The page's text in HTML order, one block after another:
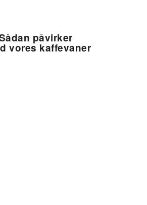
påvirker
vores kaffevaner